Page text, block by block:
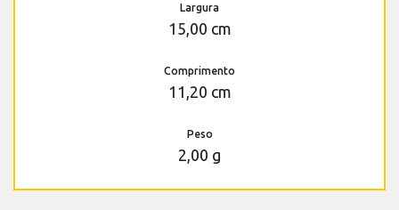
Largura
15,00 cm
Comprimento
11,20 cm
Peso
2,00 g